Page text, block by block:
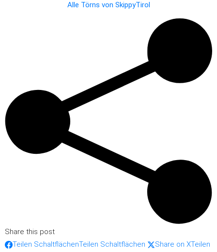
Alle Törns von SkippyTirol
Share this post
Teilen SchaltflächenTeilen Schaltflächen Share on XTeilen